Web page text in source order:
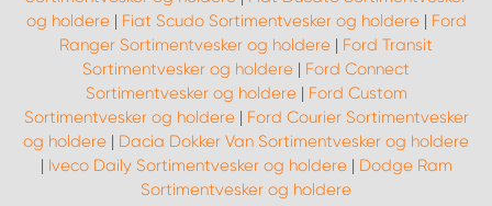
og holdere| Fiat Scudo Sortimentvesker og holdere| Ford
Ranger Sortimentvesker og holdere | Ford Transit
Sortimentvesker og holdere | Ford Connect
Sortimentvesker og holdere| Ford Custom
Sortimentvesker og holdere| Ford Courier Sortimentvesker
og holdere | Dacia Dokker Van Sortimentvesker og holdere
| Iveco Daily Sortimentvesker og holdere| Dodge Ram
Sortimentvesker og holdere